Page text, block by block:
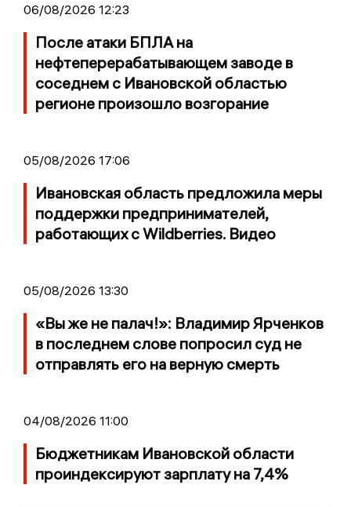
06/08/2026 12:23
После атаки БПЛА на
нефтеперерабатывающем заводе в
соседнем с Ивановской областью
регионе произошло возгорание
05/08/2026 17:06
Ивановская область предложила меры
поддержки предпринимателей,
работающих с Wildberries. Видео
05/08/2026 13:30
«Вы же не палач!»: Владимир Ярченков
в последнем слове попросил суд не
отправлять его на верную смерть
04/08/2026 11:00
Бюджетникам Ивановской области
проиндексируют зарплату на 7,4%